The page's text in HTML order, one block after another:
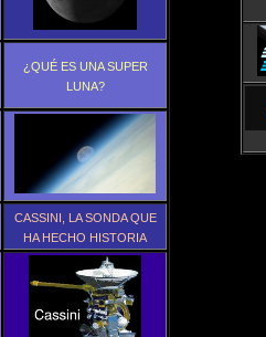
¿QUÉ ES UNA SUPER
LUNA?
CASSINI, LA SONDA QUE
HA HECHO HISTORIA